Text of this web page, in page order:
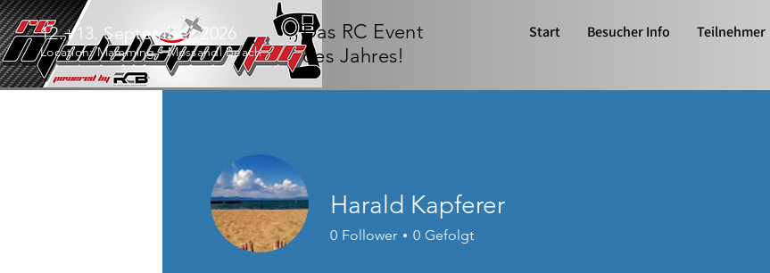
12.+13. September 2026
Location: Mamming - Mossandl Beach
Das RC Event
des Jahres!
Start Besucher Info Teilnehmer
Harald Kapferer
0 Follower 0 Gefolgt